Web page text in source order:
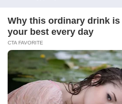
© 2026 iBilingua
Політика конфіденційності та
сайтом (Privacy Policy)